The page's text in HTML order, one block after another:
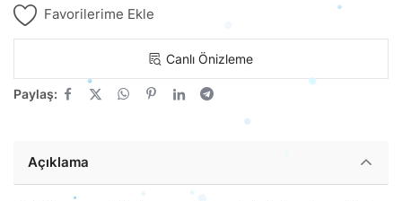
Favorilerime Ekle
Canlı Önizleme
Paylaş:
Açıklama